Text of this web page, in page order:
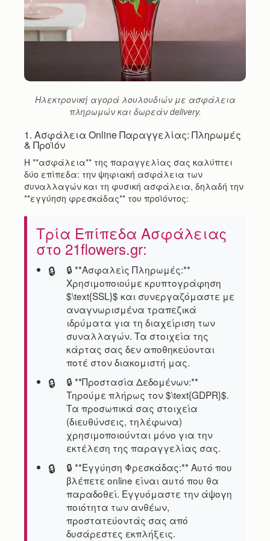
Ηλεκτρονική αγορά λουλουδιών με ασφάλεια
πληρωμών και δωρεάν delivery.
1. Ασφάλεια Online Παραγγελίας: Πληρωμές
& Προϊόν
Η **ασφάλεια** της παραγγελίας σας καλύπτει
δύο επίπεδα: την ψηφιακή ασφάλεια των
συναλλαγών και τη φυσική ασφάλεια, δηλαδή την
**εγγύηση φρεσκάδας** του προϊόντος:
Τρία Επίπεδα Ασφάλειας
στο 21flowers.gr:
🔒 **Ασφαλείς Πληρωμές:**
Χρησιμοποιούμε κρυπτογράφηση
$\text{SSL}$ και συνεργαζόμαστε με
αναγνωρισμένα τραπεζικά
ιδρύματα για τη διαχείριση των
συναλλαγών. Τα στοιχεία της
κάρτας σας δεν αποθηκεύονται
ποτέ στον διακομιστή μας.
🔒 **Προστασία Δεδομένων:**
Τηρούμε πλήρως τον $\text{GDPR}$.
Τα προσωπικά σας στοιχεία
(διευθύνσεις, τηλέφωνα)
χρησιμοποιούνται μόνο για την
εκτέλεση της παραγγελίας σας.
🔒 **Εγγύηση Φρεσκάδας:** Αυτό που
βλέπετε online είναι αυτό που θα
παραδοθεί. Εγγυόμαστε την άψογη
ποιότητα των ανθέων,
προστατεύοντάς σας από
δυσάρεστες εκπλήξεις.